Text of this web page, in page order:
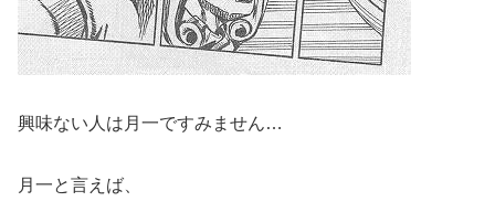
興味ない人は月一ですみません…
月一と言えば、